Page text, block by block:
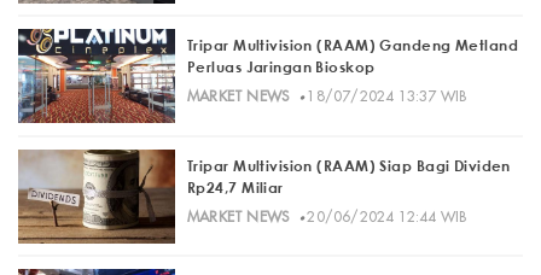
Tripar Multivision (RAAM) Gandeng Metland
Perluas Jaringan Bioskop
MARKET NEWS· 18/07/2024 13:37 WIB
Tripar Multivision (RAAM) Siap Bagi Dividen
Rp24,7 Miliar
MARKET NEWS· 20/06/2024 12:44 WIB